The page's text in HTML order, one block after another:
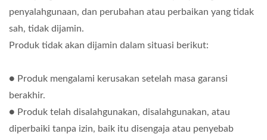
penyalahgunaan, dan perubahan atau perbaikan yang tidak
sah, tidak dijamin.
Produk tidak akan dijamin dalam situasi berikut:
● Produk mengalami kerusakan setelah masa garansi
berakhir.
● Produk telah disalahgunakan, disalahgunakan, atau
diperbaiki tanpa izin, baik itu disengaja atau penyebab